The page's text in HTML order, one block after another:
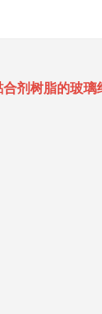
剂树脂的玻璃